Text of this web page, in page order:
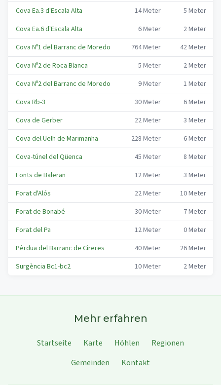
Cova Ea.3 d'Escala Alta
14Meter 5 Meter
Cova Ea.6 d'Escala Alta
6Meter 2Meter
Cova Nº1 del Barranc de Moredo
764Meter 42Meter
Cova Nº2 de Roca Blanca
5 Meter 2Meter
Cova Nº2 del Barranc de Moredo
9Meter 1 Meter
Cova Rb-3
30Meter 6Meter
Cova de Gerber
22Meter 3 Meter
Cova del Uelh de Marimanha
228 Meter 6Meter
Cova-túnel del Qüenca
45 Meter 8 Meter
Fonts de Baleran
12Meter 3 Meter
Forat d'Alós
22Meter 10Meter
Forat de Bonabé
30Meter 7Meter
Forat del Pa
12Meter 0Meter
Pèrdua del Barranc de Cireres
40Meter 26Meter
Surgència Bc1-bc2
10Meter 2Meter
Mehr erfahren
Startseite Karte Höhlen
Regionen
Gemeinden
Kontakt